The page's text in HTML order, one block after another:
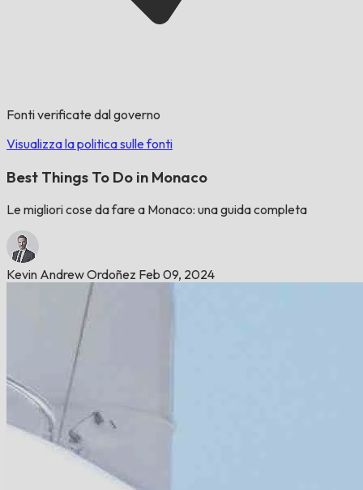
Fonti verificate dal governo
Visualizza la politica sulle fonti
Best Things To Do in Monaco
Le migliori cose da fare a Monaco: una guida completa
Kevin Andrew Ordoñez Feb 09, 2024